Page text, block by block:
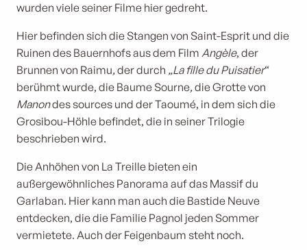
wurden viele seiner Filme hier gedreht.
Hier befinden sich die Stangen von Saint-Esprit und die
Ruinen des Bauernhofs aus dem Film Angèle, der
Brunnen von Raimu,der durch „La fille du Puisatier“
berühmt wurde, die Baume Sourne,die Grotte von
Manondes sources und der Taoumé, in dem sich die
Grosibou-Höhle befindet, die in seiner Trilogie
beschrieben wird.
Die Anhöhen von La Treille bieten ein
außergewöhnliches Panorama auf das Massif du
Garlaban. Hier kann man auch die Bastide Neuve
entdecken, die die Familie Pagnol jeden Sommer
vermietete. Auch der Feigenbaum steht noch.